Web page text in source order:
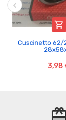

Cuscinetto 62/
3,98
redeem